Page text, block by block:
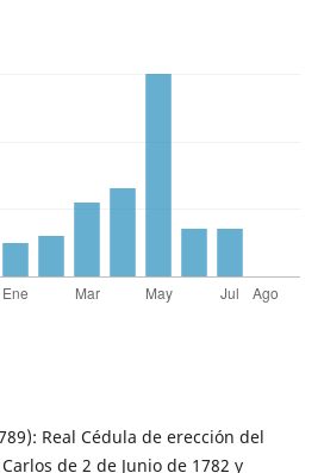
Real Cédula de erección del
de 2 de Junio de 1782 y